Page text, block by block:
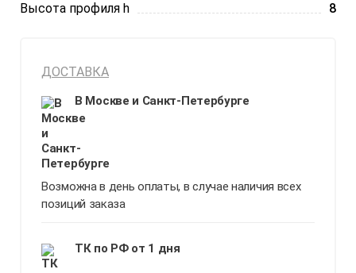
Высота профиля h
8
ДОСТАВКА
В Москве и Санкт-Петербурге
Возможна в день оплаты, в случае наличия всех
позиций заказа
ТК по РФ от 1 дня